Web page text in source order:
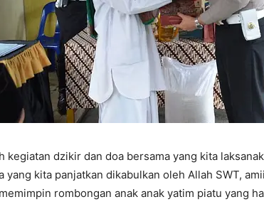
kegiatan dzikir dan doa bersama yang kita
yang kita panjatkan dikabulkan oleh Allah SWT,
rombongan anak anak yatim piatu yang